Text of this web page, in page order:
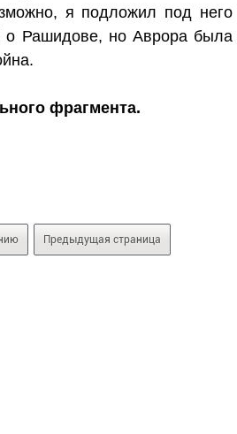
я подложил под него
о Рашидове, но Аврора была
фрагмента.
Предыдущая страница